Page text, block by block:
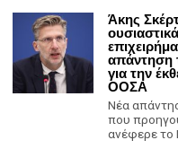
Επικοινωνία
Πολιτική
Δήλωση
Άκης
ουσιαστικά
για την
ΟΟΣΑ
Νέα
που
ανέφερε το